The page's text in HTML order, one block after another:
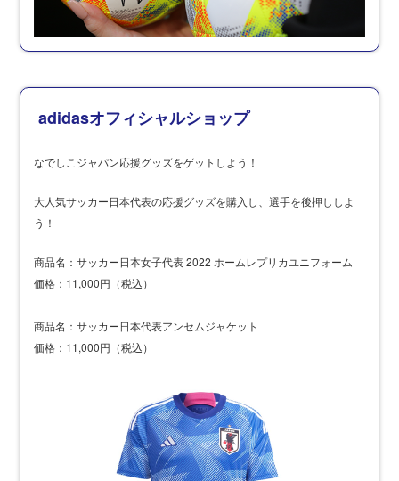
adidasオフィシャルショップ
なでしこジャパン応援グッズをゲットしよう！
大人気サッカー日本代表の応援グッズを購入し、選手を後押ししよ
う！
商品名：サッカー日本女子代表 2022 ホームレプリカユニフォーム
価格：11,000円（税込）
商品名：サッカー日本代表アンセムジャケット
価格：11,000円（税込）